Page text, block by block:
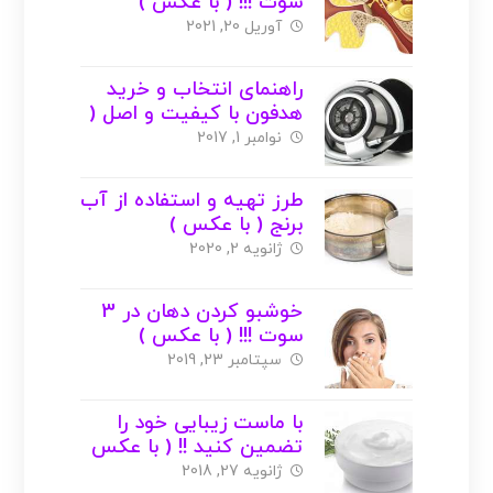
آوریل 20, 2021
راهنمای انتخاب و خرید
هدفون با کیفیت و اصل (
با عکس )
نوامبر 1, 2017
طرز تهیه و استفاده از آب
برنج ( با عکس )
ژانویه 2, 2020
خوشبو کردن دهان در 3
سوت !!! ( با عکس )
سپتامبر 23, 2019
با ماست زیبایی خود را
تضمین کنید !! ( با عکس
)
ژانویه 27, 2018